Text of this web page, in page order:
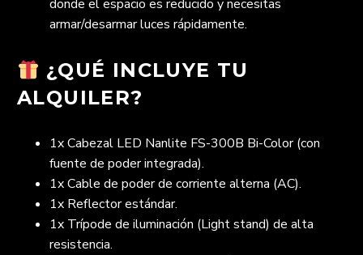
donde el espacio es reducido y necesitas
armar/desarmar luces rápidamente.
¿QUÉ INCLUYE TU
ALQUILER?
1x Cabezal LED Nanlite FS-300B Bi-Color (con
fuente de poder integrada).
1x Cable de poder de corriente alterna (AC).
1x Reflector estándar.
1x Trípode de iluminación (Light stand) de alta
resistencia.